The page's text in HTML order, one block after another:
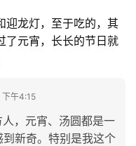
迎龙灯，至于吃的，其
了元宵，长长的节日就
午4:15
人，元宵、汤圆都是一
新奇。特别是我这个